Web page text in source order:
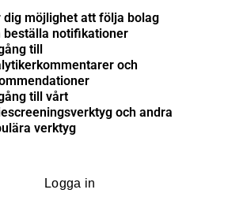
dig möjlighet att följa bolag
beställa notifikationer
till
och
till vårt
och andra
verktyg
Logga in